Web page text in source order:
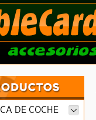
DE COCHE